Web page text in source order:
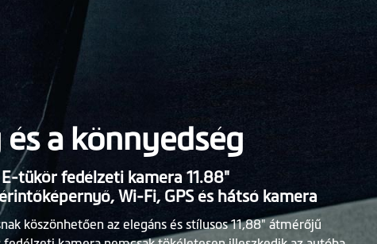
és a könnyedség
E-tükör fedélzeti kamera 11.88"
Wi-Fi, GPS és hátsó kamera
köszönhetően az elegáns és stílusos 11,88" átmérőjű